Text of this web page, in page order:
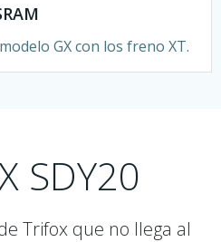
GX con los freno XT.
SDY20
Trifox que no llega al